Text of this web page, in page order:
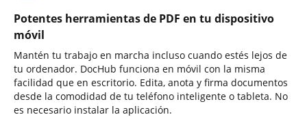
Potentes herramientas de PDF en tu dispositivo
móvil
Mantén tu trabajo en marcha incluso cuando estés lejos de
tu ordenador. DocHub funciona en móvil con la misma
facilidad que en escritorio. Edita, anota y firma documentos
desde la comodidad de tu teléfono inteligente o tableta. No
es necesario instalar la aplicación.